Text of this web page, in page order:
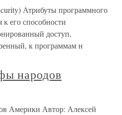
Атрибуты программного
к его способности
доступ,
к программам н
народов
Автор: Алексей